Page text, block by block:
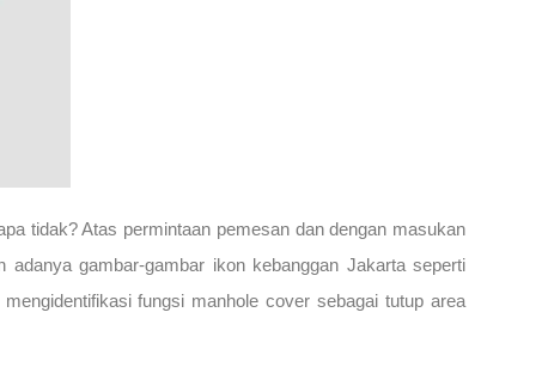
tidak? Atas permintaan pemesan dan dengan masukan
gambar-gambar ikon kebanggan Jakarta seperti
fungsi manhole cover sebagai tutup area